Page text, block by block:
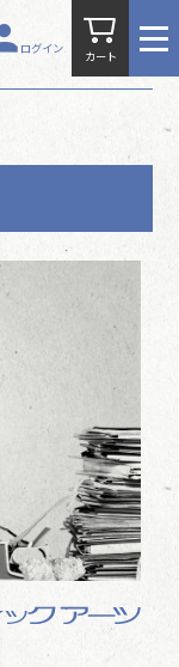
ー
1270
ログイン
カート